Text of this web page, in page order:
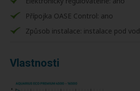
Přípojka OASE Control: ano
Způsob instalace: instalace pod
Vlastnosti